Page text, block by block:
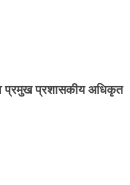
प्रमुख प्रशासकीय अधिकृत